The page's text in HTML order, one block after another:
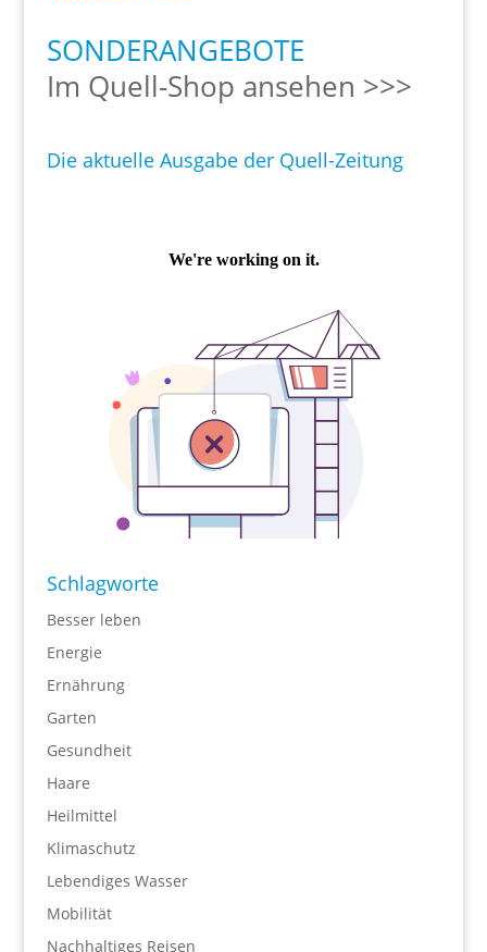
SONDERANGEBOTE
Im Quell-Shop ansehen >>>
Die aktuelle Ausgabe der Quell-Zeitung
Schlagworte
Besser leben
Energie
Ernährung
Garten
Gesundheit
Haare
Heilmittel
Klimaschutz
Lebendiges Wasser
Mobilität
Nachhaltiges Reisen